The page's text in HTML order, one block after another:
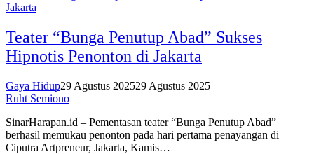
Teater “Bunga Penutup Abad” Sukses
Hipnotis Penonton di Jakarta
Gaya Hidup29 Agustus 202529 Agustus 2025
Ruht Semiono
SinarHarapan.id – Pementasan teater “Bunga Penutup Abad”
berhasil memukau penonton pada hari pertama penayangan di
Ciputra Artpreneur, Jakarta, Kamis…